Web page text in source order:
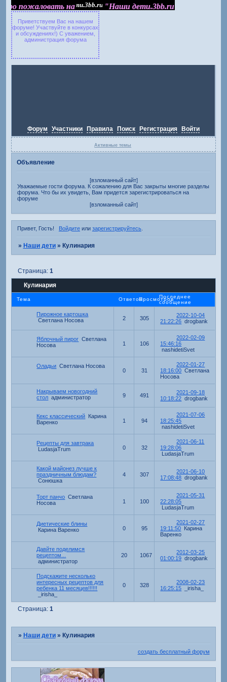
пожаловать на
пожаловать на "Наши дети.3bb.ru""Наши дети.3bb.ru"
Приветствуем Вас на нашем
форуме! Участвуйте в конкурсах
и обсуждениях!) С уважением,
администрация форума
Форум Участники Правила Поиск Регистрация Войти
Активные темы
Объявление
[взломанный сайт]
Уважаемые гости форума. К сожалению для Вас закрыты многие разделы
форума. Что бы их увидеть, Вам придется зарегистрироваться на
форуме
[взломанный сайт]
Привет, Гость! Войдитеили зарегистрируйтесь.
» Наши дети » Кулинария
Кулинария
Страница: 1
Тема ОтветовПросмотровПоследнее
сообщение
Пирожное картошка
Светлана Носова
2 305
2022-10-04
21:22:26 drogbank
Яблочный пирог Светлана
Носова
1 106
2022-02-09
15:46:16
nashidetiSvet
Оладьи Светлана Носова
0 31
2022-01-27
18:16:00 Светлана
Носова
Накрываем новогодний
стол администратор 9 491
2021-09-18
10:18:22 drogbank
Кекс классический Карина
Варенко
1 94
2021-07-06
18:25:45
nashidetiSvet
Рецепты для завтрака
LudasjaTrum
0 32
2021-06-11
19:28:06
LudasjaTrum
Какой майонез лучше к
праздничным блюдам?
Сонюшка
4 307
2021-06-10
17:08:48 drogbank
Торт панчо Светлана
Носова
1 100
2021-05-31
22:28:05
LudasjaTrum
Диетические блины
Карина Варенко
0 95
2021-02-27
19:11:50 Карина
Варенко
Давйте поделимся
рецептом...
администратор
20 1067
2012-03-25
01:00:19 drogbank
Подскажите несколько
интересных рецептов для
ребенка 11 месяцев!!!!!!
_irisha_
0 328
2008-02-23
16:25:15
_irisha_
Страница: 1
» Наши дети » Кулинария
создать бесплатный форум